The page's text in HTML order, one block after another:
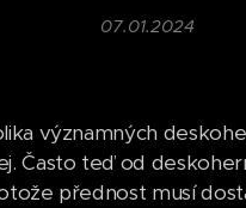
07.01.2024
významných
Často teď od
přednost musí